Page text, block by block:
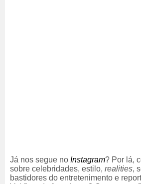
Já nos segue no Instagram? Por lá,
sobre celebridades, estilo, realities,
bastidores do entretenimento e